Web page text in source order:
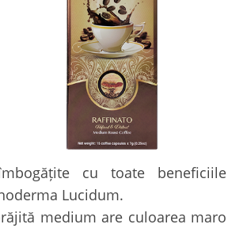
cu toate beneficiile
Lucidum.
medium are culoarea maro